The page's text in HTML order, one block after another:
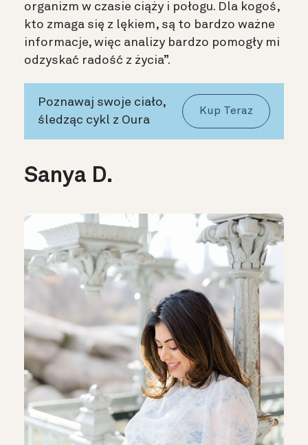
organizm w czasie ciąży i połogu. Dla kogoś,
kto zmaga się z lękiem, są to bardzo ważne
informacje, więc analizy bardzo pomogły mi
odzyskać radość z życia”.
Poznawaj swoje ciało,
śledząc cykl z Oura
Kup Teraz
Sanya D.